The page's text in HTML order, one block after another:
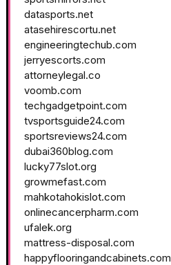
datasports.net
atasehirescortu.net
engineeringtechub.com
jerryescorts.com
attorneylegal.co
voomb.com
techgadgetpoint.com
tvsportsguide24.com
sportsreviews24.com
dubai360blog.com
lucky77slot.org
growmefast.com
mahkotahokislot.com
onlinecancerpharm.com
ufalek.org
mattress-disposal.com
happyflooringandcabinets.com